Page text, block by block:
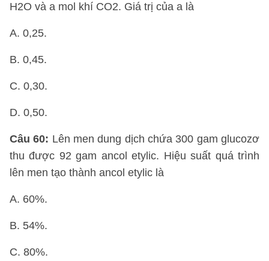
H2O và a mol khí CO2. Giá trị của a là
A. 0,25.
B. 0,45.
C. 0,30.
D. 0,50.
Câu 60: Lên men dung dịch chứa 300 gam glucozơ
thu được 92 gam ancol etylic. Hiệu suất quá trình
lên men tạo thành ancol etylic là
A. 60%.
B. 54%.
C. 80%.